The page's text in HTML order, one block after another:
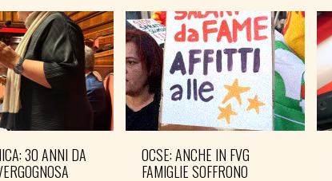
30 ANNI DA
OCSE: ANCHE IN FVG
FAMIGLIE SOFFRONO